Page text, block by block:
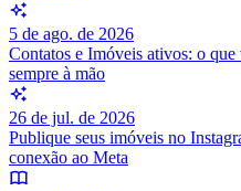
5 de ago. de 2026
Contatos e Imóveis ativos: o que
sempre à mão
26 de jul. de 2026
Publique seus imóveis no
conexão ao Meta